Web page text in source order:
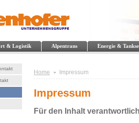
& Logistik Alpentrans Energie &
Home Impressum
Impressum
Für den Inhalt